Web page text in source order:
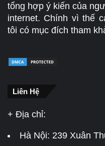
tổng hợp ý kiến của
internet. Chính vì thế
tôi có mục đích tham
Liên Hệ
+ Địa chỉ:
Hà Nội: 239 Xuân